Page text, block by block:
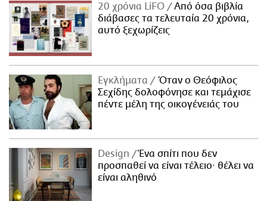
20 χρόνια LiFO
Από όσα βιβλία
διάβασες τα τελευταία 20 χρόνια,
αυτό ξεχωρίζεις
Εγκλήματα
Όταν ο Θεόφιλος
Σεχίδης δολοφόνησε και τεμάχισε
πέντε μέλη της οικογένειάς του
Design
Ένα σπίτι που δεν
προσπαθεί να είναι τέλειο· θέλει να
είναι αληθινό